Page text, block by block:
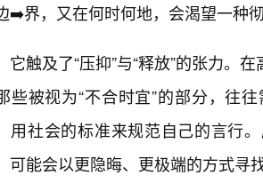
➡️界，又在何时何地，会渴望一种
它触及了“压抑”与“释放”的张力。
些被视为“不合时宜”的部分，往
用社会的标准来规范自己的言行
可能会以更隐晦、更极端的方式寻